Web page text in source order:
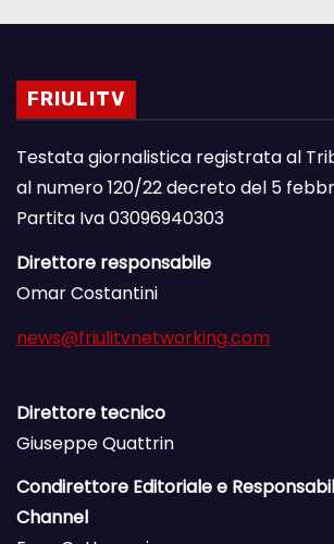
FRIULITV
Testata giornalistica registrata al
al numero 120/22 decreto del 5
Partita Iva 03096940303
Direttore responsabile
Omar Costantini
news@friulitvnetworking.com
Direttore tecnico
Giuseppe Quattrin
Condirettore Editoriale e
Channel